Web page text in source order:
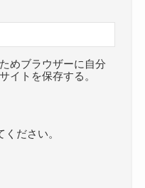
めブラウザーに自分
イトを保存する。
ください。